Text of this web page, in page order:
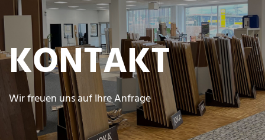
KONTAKT
Wir freuen uns auf Ihre Anfrage